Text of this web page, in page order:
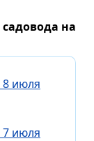
на
8 июля
7 июля